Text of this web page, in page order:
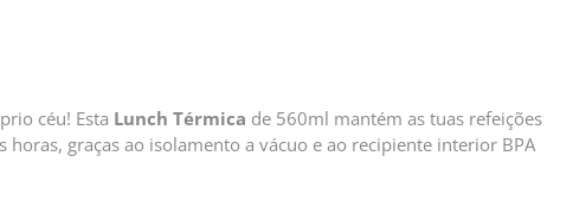
céu! Esta Lunch Térmica de 560ml mantém as tuas refeições
horas, graças ao isolamento a vácuo e ao recipiente interior BPA